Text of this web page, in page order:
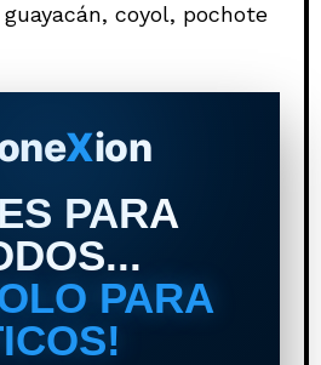
coyol, pochote
Xion
PARA
PARA